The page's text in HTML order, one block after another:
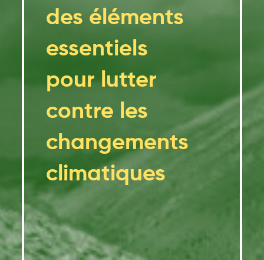
des éléments
essentiels
pour lutter
contre les
changements
climatiques